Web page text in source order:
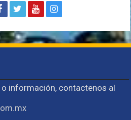
información, contactenos al